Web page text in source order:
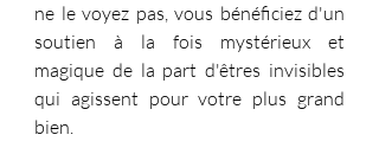
ne le voyez pas, vous bénéficiez d'un
soutien à la fois mystérieux et
magique de la part d'êtres invisibles
qui agissent pour votre plus grand
bien.